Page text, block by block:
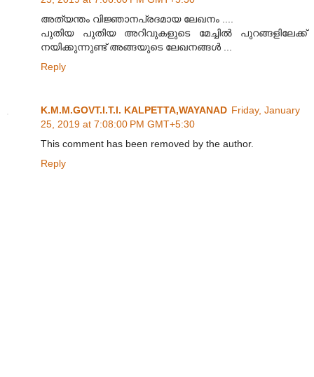
അത്യന്തം വിജ്ഞാനപ്രദമായ ലേഖനം ....
പുതിയ പുതിയ അറിവുകളുടെ മേച്ചിൽ പുറങ്ങളിലേക്ക്
നയിക്കുന്നുണ്ട് അങ്ങയുടെ ലേഖനങ്ങൾ ...
Reply
K.M.M.GOVT.I.T.I. KALPETTA,WAYANAD Friday, January
25, 2019 at 7:08:00 PM GMT+5:30
This comment has been removed by the author.
Reply